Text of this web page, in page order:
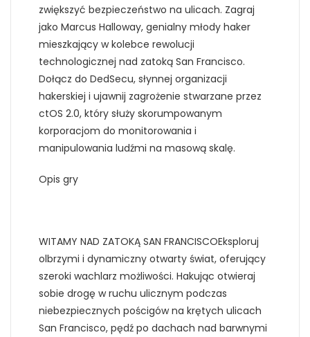
zwiększyć bezpieczeństwo na ulicach. Zagraj
jako Marcus Halloway, genialny młody haker
mieszkający w kolebce rewolucji
technologicznej nad zatoką San Francisco.
Dołącz do DedSecu, słynnej organizacji
hakerskiej i ujawnij zagrożenie stwarzane przez
ctOS 2.0, który służy skorumpowanym
korporacjom do monitorowania i
manipulowania ludźmi na masową skalę.
Opis gry
WITAMY NAD ZATOKĄ SAN FRANCISCOEksploruj
olbrzymi i dynamiczny otwarty świat, oferujący
szeroki wachlarz możliwości. Hakując otwieraj
sobie drogę w ruchu ulicznym podczas
niebezpiecznych pościgów na krętych ulicach
San Francisco, pędź po dachach nad barwnymi